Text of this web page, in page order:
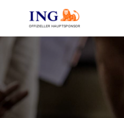
OFFIZIELLER HAUPTSPONSOR